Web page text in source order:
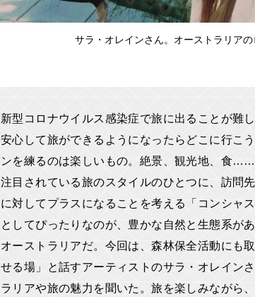
サラ・オレインさん。オーストラリア
新型コロナウイルス感染症で旅に出ることが難
安心して旅ができるようになったらどこに行
ンを練るのは楽しいもの。絶景、観光地、食
注目されている旅のスタイルのひとつに、訪問
に対してプラスになることを考える「コンシャ
としてぴったりなのが、豊かな自然と生態系が
オーストラリアだ。今回は、森林保全活動にも
せる場」と話すアーティストのサラ・オレイン
ラリアや旅の魅力を聞いた。旅を楽しみながら